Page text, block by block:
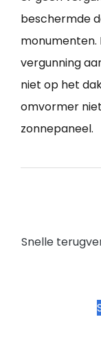
beschermde
monumenten.
vergunning
niet op het
omvormer
zonnepaneel.
Snelle